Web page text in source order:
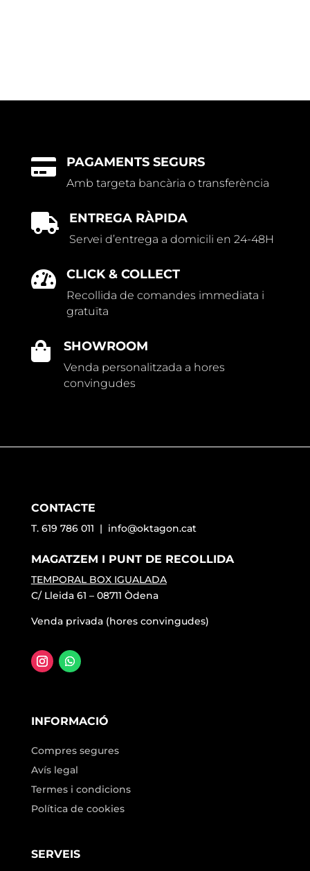
 PAGAMENTS SEGURS
Amb targeta bancària o transferència
 ENTREGA RÀPIDA
Servei d’entrega a domicili en 24-48H
 CLICK & COLLECT
Recollida de comandes immediata i
gratuïta
 SHOWROOM
Venda personalitzada a hores
convingudes
CONTACTE
T. 619 786 011 | info@oktagon.cat
MAGATZEM I PUNT DE RECOLLIDA
TEMPORAL BOX IGUALADA
C/ Lleida 61 – 08711 Òdena
Venda privada (hores convingudes)
INFORMACIÓ
Compres segures
Avís legal
Termes i condicions
Política de cookies
SERVEIS